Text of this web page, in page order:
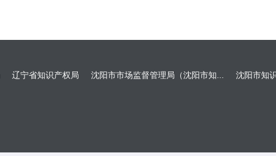
辽宁省知识产权局 沈阳市市场监督管理局（沈阳市知... 沈阳市知